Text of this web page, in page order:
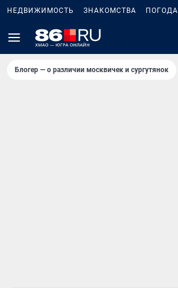
НЕДВИЖИМОСТЬ ЗНАКОМСТВА ПОГОДА
Блогер — о различии москвичек и сургутянок